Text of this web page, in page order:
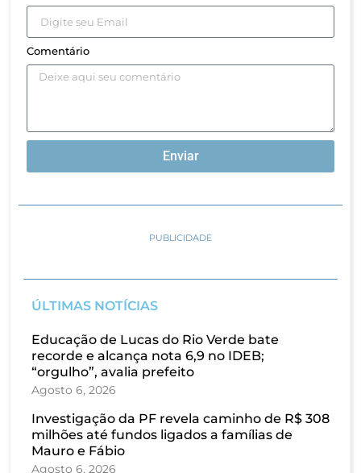
Comentário
Enviar
PUBLICIDADE
ÚLTIMAS NOTÍCIAS
Educação de Lucas do Rio Verde bate
recorde e alcança nota 6,9 no IDEB;
“orgulho”, avalia prefeito
Agosto 6, 2026
Investigação da PF revela caminho de R$ 308
milhões até fundos ligados a famílias de
Mauro e Fábio
Agosto 6, 2026